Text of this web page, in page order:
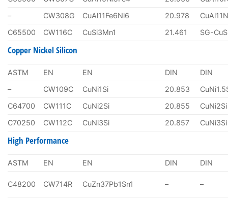
–
CW308G CuAl11Fe6Ni6 20.978
C65500
CW116C CuSi3Mn1 21.461 SG-
Copper Nickel Silicon
ASTM EN EN DIN
DIN
–
CW109C CuNi1Si 20.853
C64700
CW111C CuNi2Si 20.855
CuNi2Si
C70250
CW112C CuNi3Si 20.857 CuNi3Si
High Performance
ASTM EN EN DIN DIN
C48200 CW714R CuZn37Pb1Sn1 – –